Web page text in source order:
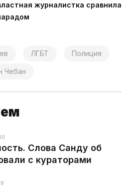
журналистка сравнила
ЛГБТ Полиция
Чебан
Слова Санду об
с кураторами